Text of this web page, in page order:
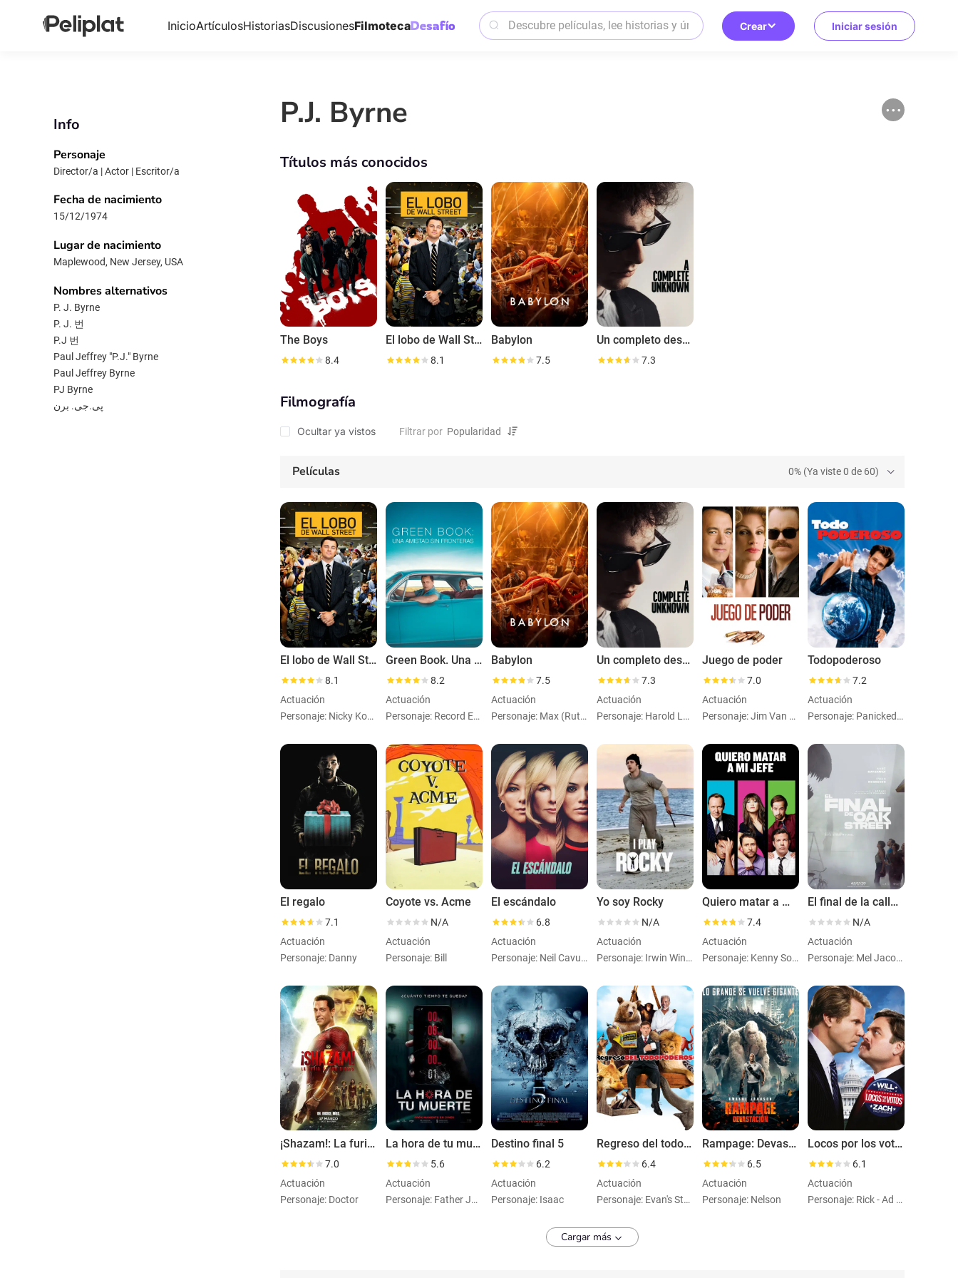
InicioArtículosHistoriasDiscusionesFilmoteca Crear Iniciar sesión
Info
Personaje
Director/a | Actor | Escritor/a
Fecha de nacimiento
15/12/1974
Lugar de nacimiento
Maplewood, New Jersey, USA
Nombres alternativos
P. J. Byrne
P. J. 번
P.J 번
Paul Jeffrey "P.J." Byrne
Paul Jeffrey Byrne
PJ Byrne
پی.جی. برن
P.J. Byrne
Títulos más conocidos
The Boys
8.4
El lobo de Wall Street
8.1
Babylon
7.5
Un completo desconocido
7.3
Filmografía
Ocultar ya vistos Filtrar por
Películas 0% (Ya viste 0 de 60)
El lobo de Wall Street
8.1
Actuación
Personaje: Nicky Koskoff ('Rugrat')
Green Book. Una amistad sin fronteras
8.2
Actuación
Personaje: Record Exec
Babylon
7.5
Actuación
Personaje: Max (Ruth's Assistant Director)
Un completo desconocido
7.3
Actuación
Personaje: Harold Leventhal
Juego de poder
7.0
Actuación
Personaje: Jim Van Wagenen
Todopoderoso
7.2
Actuación
Personaje: Panicked Newsroom Staffer
El regalo
7.1
Actuación
Personaje: Danny
Coyote vs. Acme
N/A
Actuación
Personaje: Bill
El escándalo
6.8
Actuación
Personaje: Neil Cavuto
Yo soy Rocky
N/A
Actuación
Personaje: Irwin Winkler
Quiero matar a mi jefe
7.4
Actuación
Personaje: Kenny Sommerfeld
El final de la calle Oak
N/A
Actuación
Personaje: Mel Jacobs
¡Shazam!: La furia de los dioses
7.0
Actuación
Personaje: Doctor
La hora de tu muerte
5.6
Actuación
Personaje: Father John
Destino final 5
6.2
Actuación
Personaje: Isaac
Regreso del todopoderoso
6.4
Actuación
Personaje: Evan's Staffer
Rampage: Devastación
6.5
Actuación
Personaje: Nelson
Locos por los votos
6.1
Actuación
Personaje: Rick - Ad Agency Guy
Cargar más